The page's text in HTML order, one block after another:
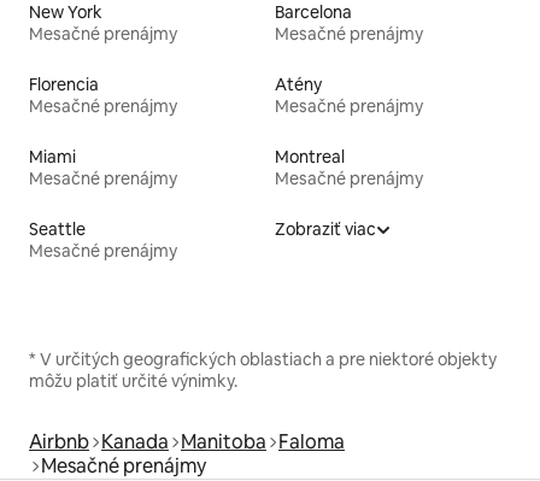
New York
Mesačné prenájmy
Barcelona
Mesačné prenájmy
Florencia
Mesačné prenájmy
Atény
Mesačné prenájmy
Miami
Mesačné prenájmy
Montreal
Mesačné prenájmy
Seattle
Mesačné prenájmy
Zobraziť viac
* V určitých geografických oblastiach a pre niektoré objekty
môžu platiť určité výnimky.
Airbnb Kanada Manitoba Faloma
Mesačné prenájmy